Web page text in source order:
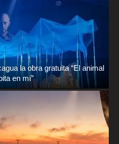
la obra gratuita “El animal
en mí”